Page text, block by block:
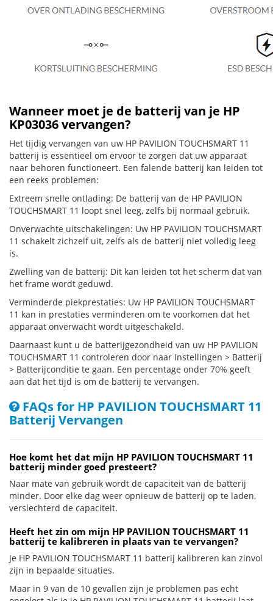
Wanneer moet je de batterij van je HP
KP03036 vervangen?
Het tijdig vervangen van uw HP PAVILION TOUCHSMART 11
batterij is essentieel om ervoor te zorgen dat uw apparaat
naar behoren functioneert. Een falende batterij kan leiden tot
een reeks problemen:
Extreem snelle ontlading: De batterij van de HP PAVILION
TOUCHSMART 11 loopt snel leeg, zelfs bij normaal gebruik.
Onverwachte uitschakelingen: Uw HP PAVILION TOUCHSMART
11 schakelt zichzelf uit, zelfs als de batterij niet volledig leeg
is.
Zwelling van de batterij: Dit kan leiden tot het scherm dat van
het frame wordt geduwd.
Verminderde piekprestaties: Uw HP PAVILION TOUCHSMART
11 kan in prestaties verminderen om te voorkomen dat het
apparaat onverwacht wordt uitgeschakeld.
Daarnaast kunt u de batterijgezondheid van uw HP PAVILION
TOUCHSMART 11 controleren door naar Instellingen > Batterij
> Batterijconditie te gaan. Een percentage onder 70% geeft
aan dat het tijd is om de batterij te vervangen.
FAQs for HP PAVILION TOUCHSMART 11
Batterij Vervangen
Hoe komt het dat mijn HP PAVILION TOUCHSMART 11
batterij minder goed presteert?
Naar mate van gebruik wordt de capaciteit van de batterij
minder. Door elke dag weer opnieuw de batterij op te laden,
verslechterd de capaciteit.
Heeft het zin om mijn HP PAVILION TOUCHSMART 11
batterij te kalibreren in plaats van te vervangen?
Je HP PAVILION TOUCHSMART 11 batterij kalibreren kan zinvol
zijn in bepaalde situaties.
Maar in 9 van de 10 gevallen zijn je problemen pas echt